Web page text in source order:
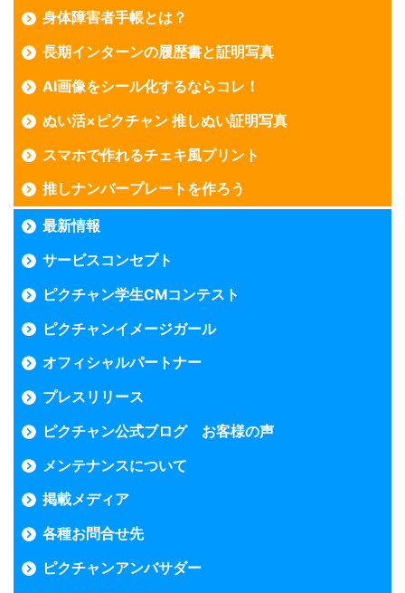
身体障害者手帳とは？
長期インターンの履歴書と証明写真
AI画像をシール化するならコレ！
ぬい活×ピクチャン 推しぬい証明写真
スマホで作れるチェキ風プリント
推しナンバープレートを作ろう
最新情報
サービスコンセプト
ピクチャン学生CMコンテスト
ピクチャンイメージガール
オフィシャルパートナー
プレスリリース
ピクチャン公式ブログ お客様の声
メンテナンスについて
掲載メディア
各種お問合せ先
ピクチャンアンバサダー